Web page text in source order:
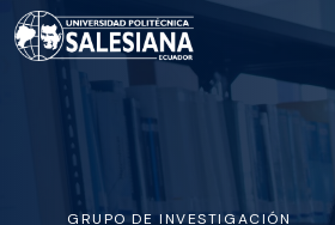
GRUPO DE INVESTIGACIÓN